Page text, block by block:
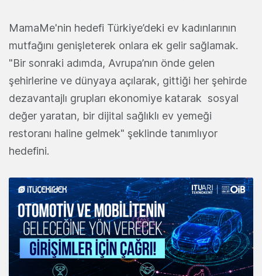
MamaMe'nin hedefi Türkiye’deki ev kadınlarının
mutfağını genişleterek onlara ek gelir sağlamak.
"Bir sonraki adımda, Avrupa’nın önde gelen
şehirlerine ve dünyaya açılarak, gittiği her şehirde
dezavantajlı grupları ekonomiye katarak sosyal
değer yaratan, bir dijital sağlıklı ev yemeği
restoranı haline gelmek" şeklinde tanımlıyor
hedefini.